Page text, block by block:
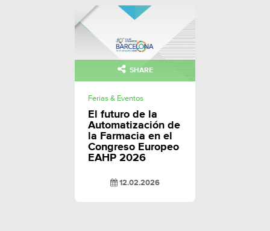
SHARE
Ferias & Eventos
El futuro de la
Automatización de
la Farmacia en el
Congreso Europeo
EAHP 2026
12.02.2026